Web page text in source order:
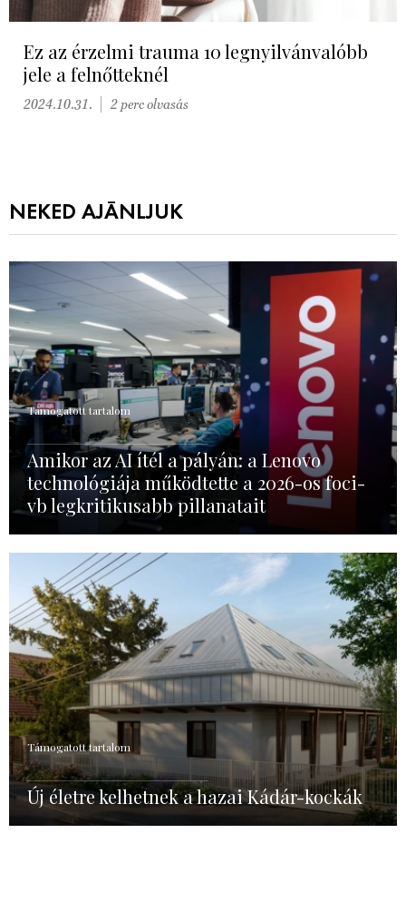
Ez az érzelmi trauma 10 legnyilvánvalóbb
jele a felnőtteknél
2024.10.31. 2 perc olvasás
NEKED AJÁNLJUK
Támogatott tartalom
Amikor az AI ítél a pályán: a Lenovo
technológiája működtette a 2026-os foci-
vb legkritikusabb pillanatait
Támogatott tartalom
Új életre kelhetnek a hazai Kádár-kockák